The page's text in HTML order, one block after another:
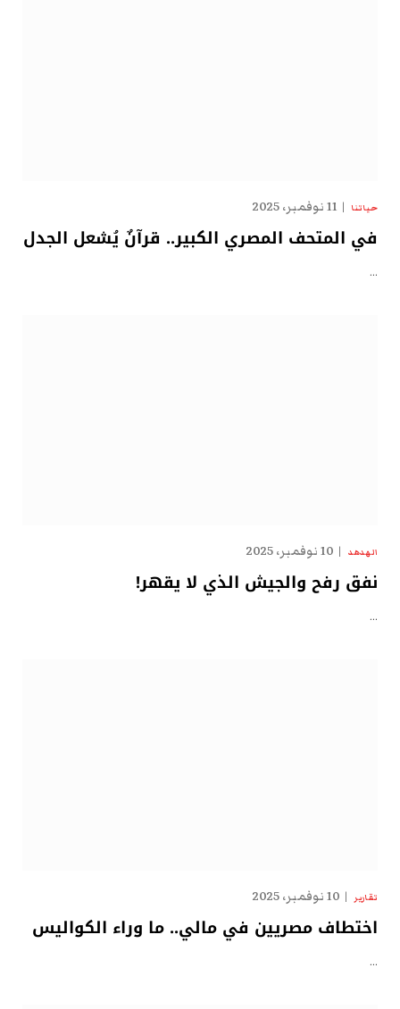
حياتنا 11 نوفمبر، 2025
في المتحف المصري الكبير.. قرآنٌ يُشعل الجدل
…
الهدهد 10 نوفمبر، 2025
نفق رفح والجيش الذي لا يقهر!
…
تقارير 10 نوفمبر، 2025
اختطاف مصريين في مالي.. ما وراء الكواليس
…